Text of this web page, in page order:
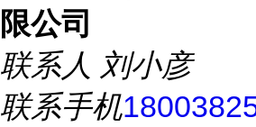
限公司
联系人 刘小彦
联系手机